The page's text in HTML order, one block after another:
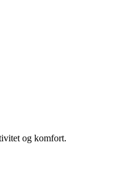
og komfort.